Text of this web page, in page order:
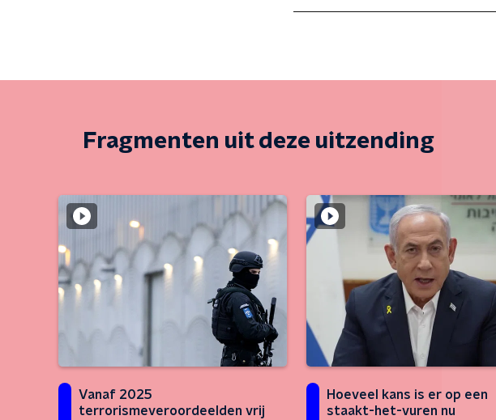
Fragmenten uit deze uitzending
Vanaf 2025
terrorismeveroordeelden vrij
Hoeveel kans is er op een
staakt-het-vuren nu